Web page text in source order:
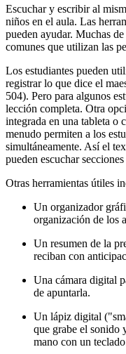
Escuchar y escribir al
niños en el aula. Las
pueden ayudar. Muchas
comunes que utilizan las
Los estudiantes pueden
registrar lo que dice el
504). Pero para algunos
lección completa. Otra
integrada en una tableta o
menudo permiten a los
simultáneamente. Así el
pueden escuchar
Otras herramientas útiles
Un organizador
organización de los
Un resumen de la
reciban con
Una cámara digital
de apuntarla.
Un lápiz digital
que grabe el sonido
mano con un